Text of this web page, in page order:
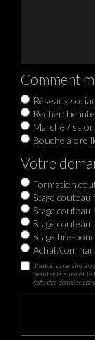
Comment
Réseaux
Recherche
Marché / salon
Bouche à
Votre
Formation
Stage couteau
Stage
Stage couteau
Stage tire-
Achat/
J'autorise ce site à
faciliter le suivi et le
faite des données